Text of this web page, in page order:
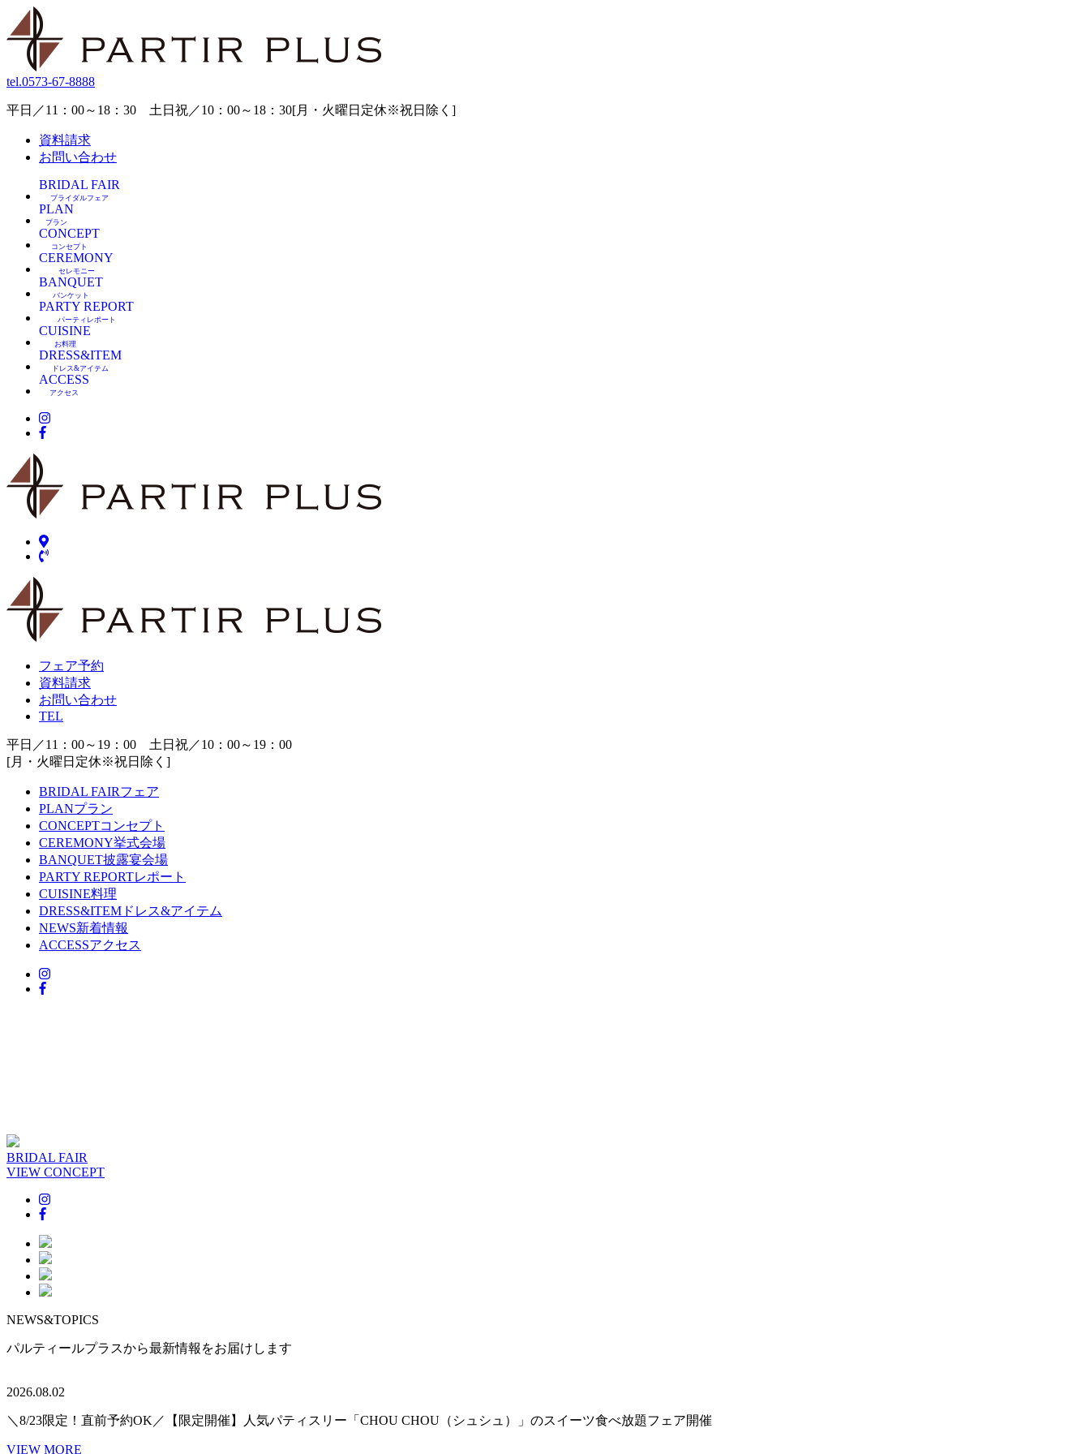
tel.0573-67-8888
平日／11：00～18：30 土日祝／10：00～18：30[月・火曜日定休※祝日除く]
資料請求
お問い合わせ
BRIDAL FAIR
ブライダルフェア
PLAN
プラン
CONCEPT
コンセプト
CEREMONY
セレモニー
BANQUET
バンケット
PARTY REPORT
パーティレポート
CUISINE
お料理
DRESS&ITEM
ドレス&アイテム
ACCESS
アクセス
フェア予約
資料請求
お問い合わせ
TEL
平日／11：00～19：00 土日祝／10：00～19：00
[月・火曜日定休※祝日除く]
BRIDAL FAIRフェア
PLANプラン
CONCEPTコンセプト
CEREMONY挙式会場
BANQUET披露宴会場
PARTY REPORTレポート
CUISINE料理
DRESS&ITEM ドレス&アイテム
NEWS新着情報
ACCESSアクセス
BRIDAL FAIR
VIEW CONCEPT
NEWS&TOPICS
パルティールプラスから最新情報をお届けします
2026.08.02
＼8/23限定！直前予約OK／【限定開催】人気パティスリー「CHOU CHOU（シュシュ）」のスイーツ食べ放題フェア開催
VIEW MORE